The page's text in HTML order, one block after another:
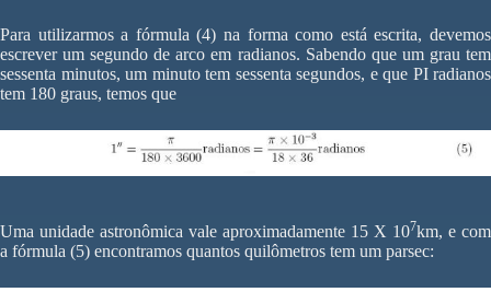
Para utilizarmos a fórmula (4) na forma como está escrita, devemos
escrever um segundo de arco em radianos. Sabendo que um grau tem
sessenta minutos, um minuto tem sessenta segundos, e que PI radianos
tem 180 graus, temos que
Uma unidade astronômica vale aproximadamente 15 X 107km, e com
a fórmula (5) encontramos quantos quilômetros tem um parsec: